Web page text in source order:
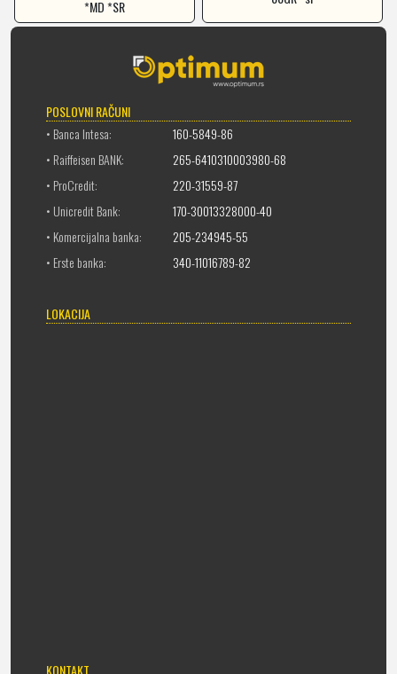
*MD *SR
POSLOVNI RAČUNI
• Banca Intesa:
160-5849-86
• Raiffeisen BANK:
265-6410310003980-68
• ProCredit:
220-31559-87
• Unicredit Bank:
170-30013328000-40
• Komercijalna banka:
205-234945-55
• Erste banka:
340-11016789-82
LOKACIJA
KONTAKT